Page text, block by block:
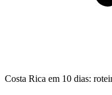
Costa Rica em 10 dias: